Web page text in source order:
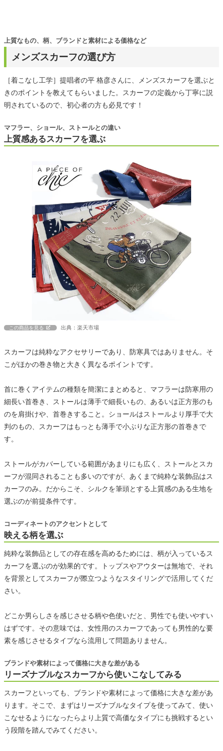
メンズスカーフの選び方
上質なもの、柄、ブランドと素材による価格など
［着こなし工学］提唱者の平 格彦さんに、メンズスカーフを選ぶと
きのポイントを教えてもらいました。スカーフの定義から丁寧に説
明されているので、初心者の方も必見です！
上質感あるスカーフを選ぶ
マフラー、ショール、ストールとの違い
この商品を見る 出典：楽天市場
スカーフは純粋なアクセサリーであり、防寒具ではありません。そ
こがほかの巻き物と大きく異なるポイントです。
首に巻くアイテムの種類を簡潔にまとめると、マフラーは防寒用の
細長い首巻き、ストールは薄手で細長いもの、あるいは正方形のも
のを肩掛けや、首巻きすること。ショールはストールより厚手で大
判のもの、スカーフはもっとも薄手で小ぶりな正方形の首巻きで
す。
ストールがカバーしている範囲があまりにも広く、ストールとスカ
ーフが混同されることも多いのですが、あくまで純粋な装飾品はス
カーフのみ。だからこそ、シルクを筆頭とする上質感のある生地を
選ぶのが前提条件です。
映える柄を選ぶ
コーディネートのアクセントとして
純粋な装飾品としての存在感を高めるためには、柄が入っているス
カーフを選ぶのが効果的です。トップスやアウターは無地で、それ
を背景としてスカーフが際立つようなスタイリングで活用してくだ
さい。
どこか男らしさを感じさせる柄や色使いだと、男性でも使いやすい
はずです。その意味では、女性用のスカーフであっても男性的な要
素を感じさせるタイプなら流用して問題ありません。
リーズナブルなスカーフから使いこなしてみる
ブランドや素材によって価格に大きな差がある
スカーフといっても、ブランドや素材によって価格に大きな差があ
ります。そこで、まずはリーズナブルなタイプを使ってみて、使い
こなせるようになったらより上質で高価なタイプにも挑戦するとい
う段階を踏んでみてください。